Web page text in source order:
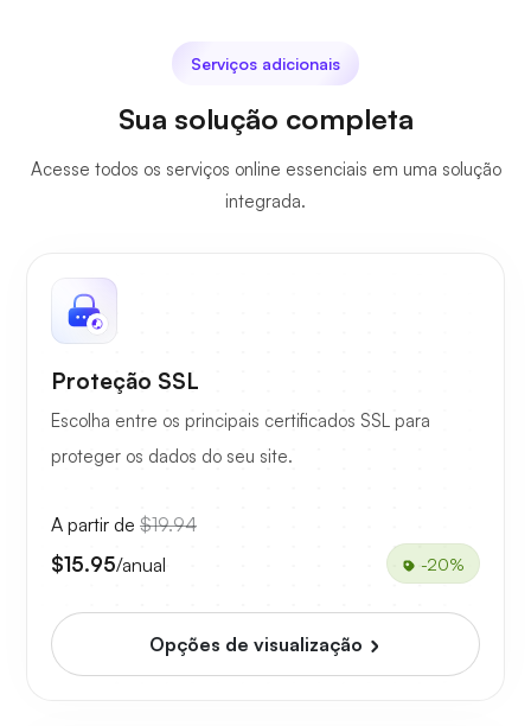
Serviços adicionais
Sua solução completa
Acesse todos os serviços online essenciais em uma solução
integrada.
Proteção SSL
Escolha entre os principais certificados SSL para
proteger os dados do seu site.
A partir de $19.94
$15.95/anual -20%
Opções de visualização